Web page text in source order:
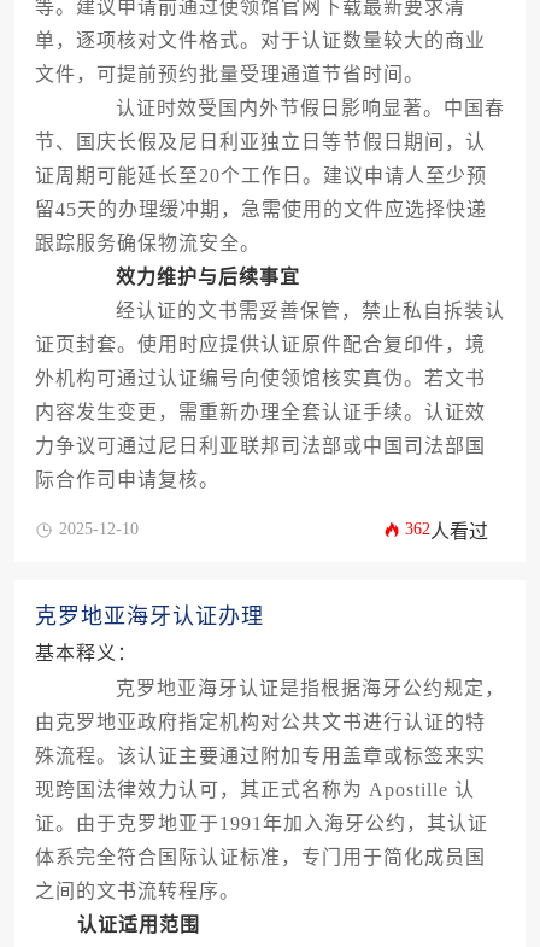
等。建议申请前通过使领馆官网下载最新要求清
单，逐项核对文件格式。对于认证数量较大的商业
文件，可提前预约批量受理通道节省时间。
认证时效受国内外节假日影响显著。中国春
节、国庆长假及尼日利亚独立日等节假日期间，认
证周期可能延长至20个工作日。建议申请人至少预
留45天的办理缓冲期，急需使用的文件应选择快递
跟踪服务确保物流安全。
效力维护与后续事宜
经认证的文书需妥善保管，禁止私自拆装认
证页封套。使用时应提供认证原件配合复印件，境
外机构可通过认证编号向使领馆核实真伪。若文书
内容发生变更，需重新办理全套认证手续。认证效
力争议可通过尼日利亚联邦司法部或中国司法部国
际合作司申请复核。
2025-12-10 362人看过
克罗地亚海牙认证办理
基本释义：
克罗地亚海牙认证是指根据海牙公约规定，
由克罗地亚政府指定机构对公共文书进行认证的特
殊流程。该认证主要通过附加专用盖章或标签来实
现跨国法律效力认可，其正式名称为 Apostille 认
证。由于克罗地亚于1991年加入海牙公约，其认证
体系完全符合国际认证标准，专门用于简化成员国
之间的文书流转程序。
认证适用范围